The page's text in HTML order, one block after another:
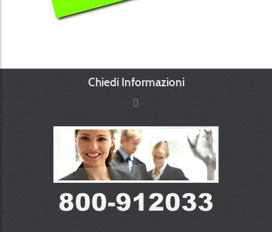
Chiedi Informazioni